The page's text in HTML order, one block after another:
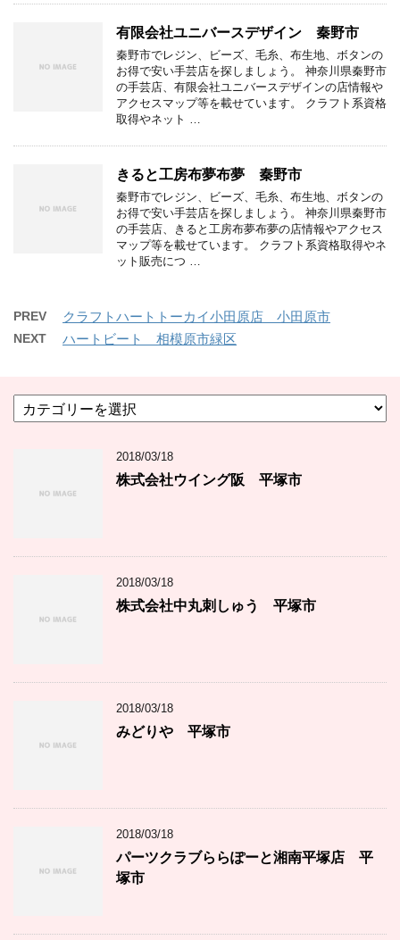
有限会社ユニバースデザイン 秦野市
秦野市でレジン、ビーズ、毛糸、布生地、ボタンの
お得で安い手芸店を探しましょう。 神奈川県秦野市
の手芸店、有限会社ユニバースデザインの店情報や
アクセスマップ等を載せています。 クラフト系資格
取得やネット …
きると工房布夢布夢 秦野市
秦野市でレジン、ビーズ、毛糸、布生地、ボタンの
お得で安い手芸店を探しましょう。 神奈川県秦野市
の手芸店、きると工房布夢布夢の店情報やアクセス
マップ等を載せています。 クラフト系資格取得やネ
ット販売につ …
PREV クラフトハートトーカイ小田原店 小田原市
NEXT ハートビート 相模原市緑区
テ
2018/03/18
株式会社ウイング阪 平塚市
2018/03/18
株式会社中丸刺しゅう 平塚市
2018/03/18
みどりや 平塚市
2018/03/18
パーツクラブららぽーと湘南平塚店 平
塚市